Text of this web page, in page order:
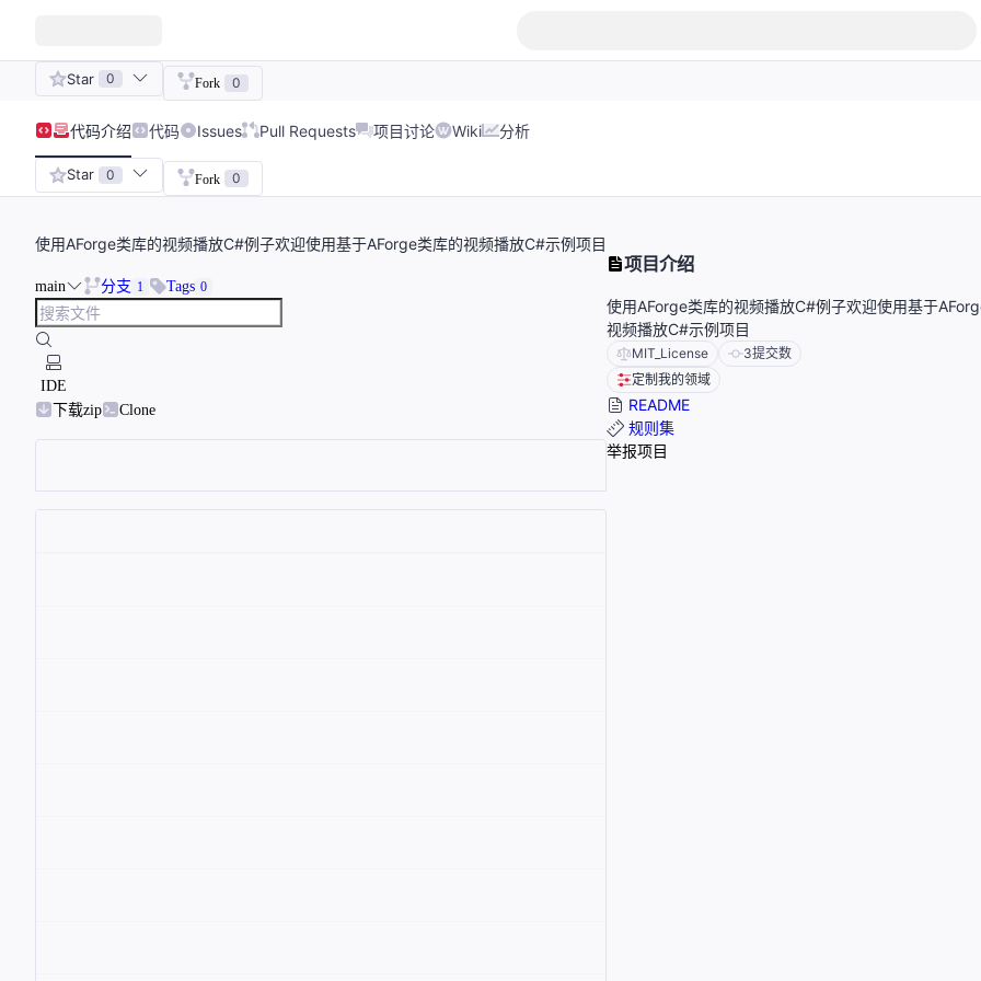
Star 0 Fork 0
代码介绍 代码 Issues Pull Requests 项目讨论 Wiki 分析
Star 0 Fork 0
使用AForge类库的视频播放C#例子欢迎使用基于AForge类库的视频播放C#示例项目
main 分支 1 Tags 0
IDE
下载zip
Clone
项目介绍
使用AForge类库的视频播放C#例子欢迎使用基于
视频播放C#示例项目
MIT_License 3提交数
定制我的领域
README
规则集
举报项目